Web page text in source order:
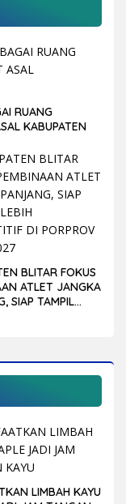
RUANG
KABUPATEN
BLITAR FOKUS
ATLET JANGKA
SIAP TAMPIL
LIMBAH KAYU